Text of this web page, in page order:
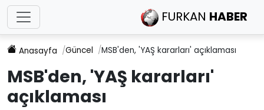
FURKAN HABER
Anasayfa Güncel MSB'den, 'YAŞ kararları' açıklaması
MSB'den, 'YAŞ kararları'
açıklaması